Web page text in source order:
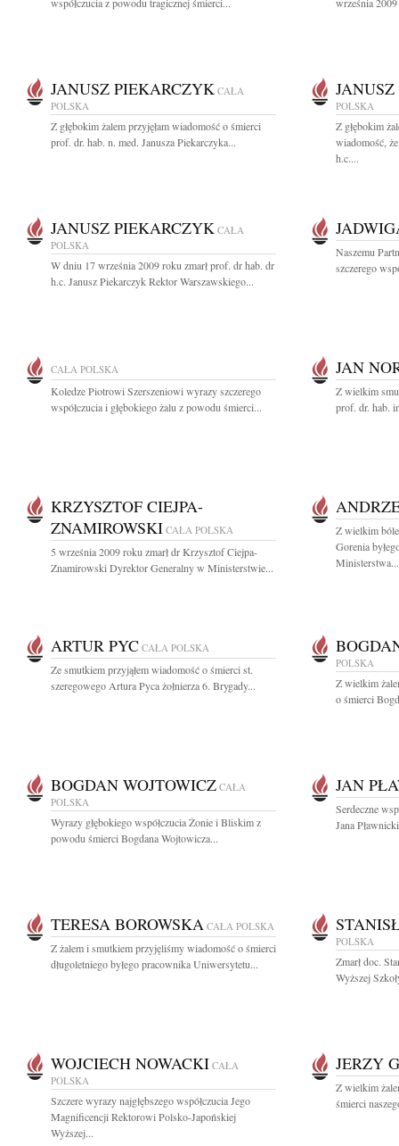
JANUSZ PIEKARCZYK CAŁA
POLSKA
Z głębokim żalem przyjęłam wiadomość o śmierci
prof. dr. hab. n. med. Janusza Piekarczyka...
POLSKA
Z głębokim
wiadomość,
h.c....
JANUSZ PIEKARCZYK CAŁA
POLSKA
W dniu 17 września 2009 roku zmarł prof. dr hab. dr
h.c. Janusz Piekarczyk Rektor Warszawskiego...
Naszemu
szczerego
CAŁA POLSKA
Koledze Piotrowi Szerszeniowi wyrazy szczerego
współczucia i głębokiego żalu z powodu śmierci...
JAN
Z wielkim
prof. dr. hab.
KRZYSZTOF CIEJPA-
ZNAMIROWSKI CAŁA POLSKA
5 września 2009 roku zmarł dr Krzysztof Ciejpa-
Znamirowski Dyrektor Generalny w Ministerstwie...
Z wielkim
Gorenia
Ministerstwa...
ARTUR PYC CAŁA POLSKA
Ze smutkiem przyjąłem wiadomość o śmierci st.
szeregowego Artura Pyca żołnierza 6. Brygady...
POLSKA
Z wielkim
o śmierci
BOGDAN WOJTOWICZ CAŁA
POLSKA
Wyrazy głębokiego współczucia Żonie i Bliskim z
powodu śmierci Bogdana Wojtowicza...
JAN
Serdeczne
Jana
TERESA BOROWSKA CAŁA POLSKA
Z żalem i smutkiem przyjęliśmy wiadomość o śmierci
długoletniego byłego pracownika Uniwersytetu...
POLSKA
Zmarł doc.
Wyższej
WOJCIECH NOWACKI CAŁA
POLSKA
Szczere wyrazy najgłębszego współczucia Jego
Magnificencji Rektorowi Polsko-Japońskiej
Wyższej...
JERZY
Z wielkim
śmierci